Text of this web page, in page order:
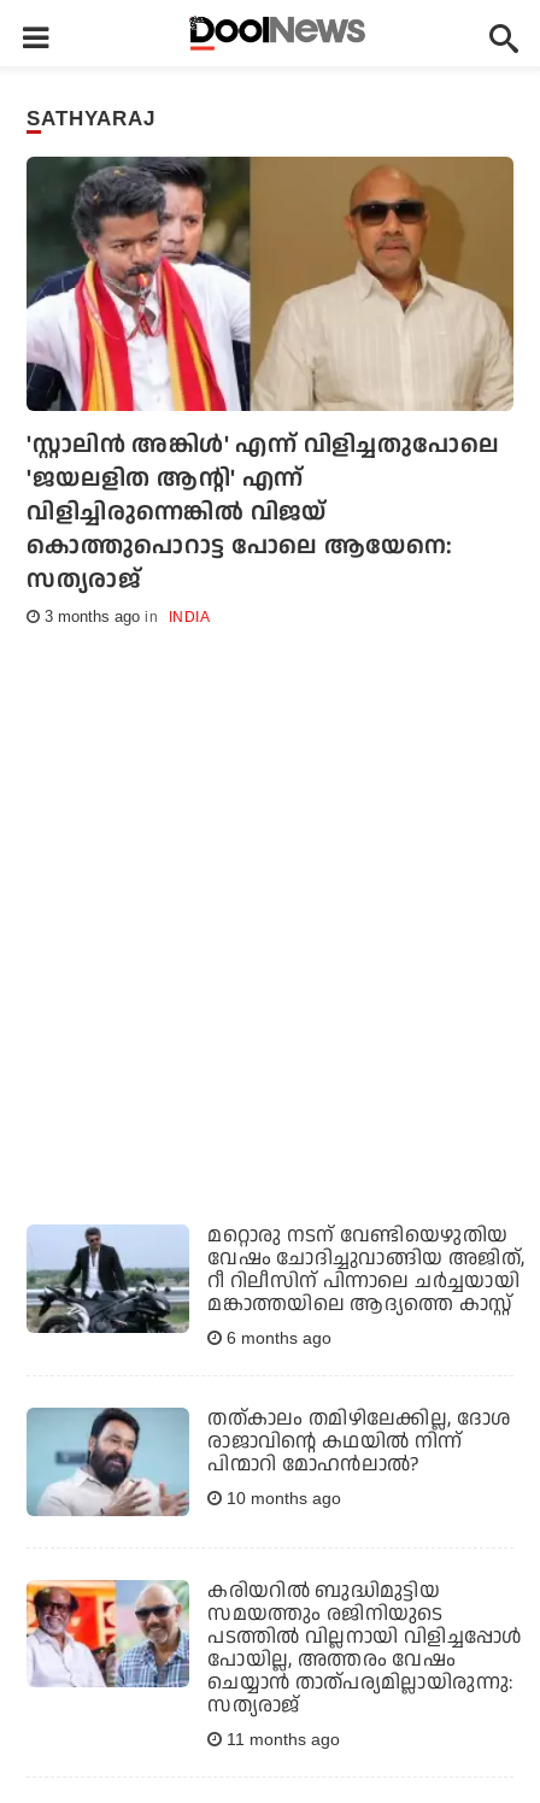
SATHYARAJ
'സ്റ്റാലിന്‍ അങ്കിള്‍' എന്ന് വിളിച്ചതുപോലെ
'ജയലളിത ആന്റി' എന്ന്
വിളിച്ചിരുന്നെങ്കില്‍ വിജയ്
കൊത്തുപൊറാട്ട പോലെ ആയേനെ:
സത്യരാജ്
3 months ago INDIA
മറ്റൊരു നടന് വേണ്ടിയെഴുതിയ
വേഷം ചോദിച്ചുവാങ്ങിയ അജിത്,
റീ റിലീസിന് പിന്നാലെ ചര്‍ച്ചയായി
മങ്കാത്തയിലെ ആദ്യത്തെ കാസ്റ്റ്
6 months ago
തത്കാലം തമിഴിലേക്കില്ല, ദോശ
രാജാവിന്റെ കഥയില്‍ നിന്ന്
പിന്മാറി മോഹന്‍ലാല്‍?
10 months ago
കരിയറില്‍ ബുദ്ധിമുട്ടിയ
സമയത്തും രജിനിയുടെ
പടത്തില്‍ വില്ലനായി വിളിച്ചപ്പോള്‍
പോയില്ല, അത്തരം വേഷം
ചെയ്യാന്‍ താത്പര്യമില്ലായിരുന്നു:
സത്യരാജ്
11 months ago